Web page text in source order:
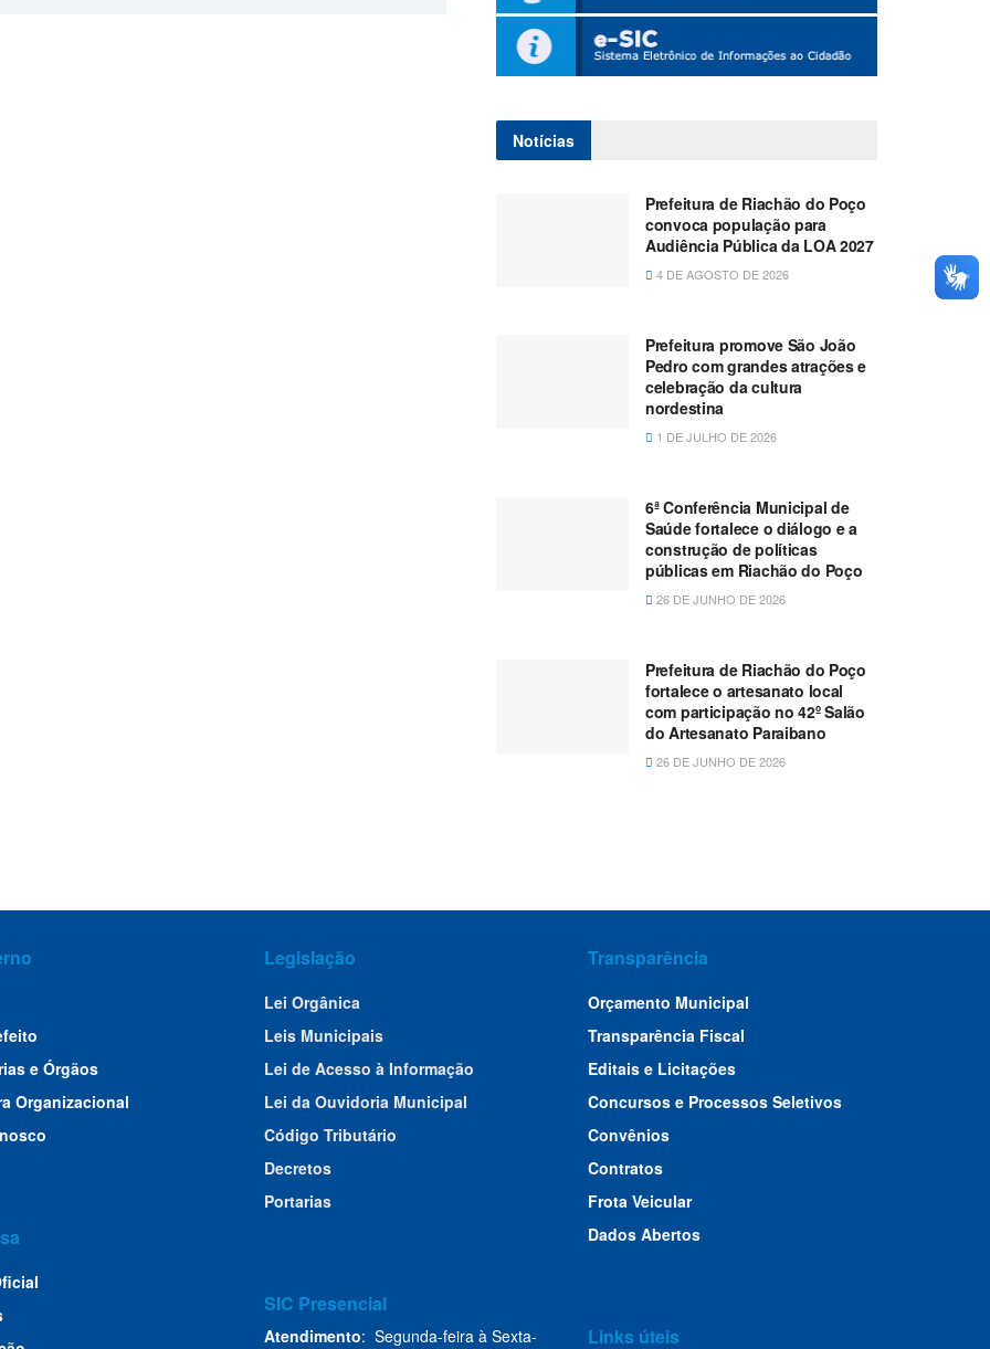
Notícias
Prefeitura de Riachão do Poço
convoca população para
Audiência Pública da LOA 2027
4 DE AGOSTO DE 2026
Prefeitura promove São João
Pedro com grandes atrações e
celebração da cultura
nordestina
1 DE JULHO DE 2026
6ª Conferência Municipal de
Saúde fortalece o diálogo e a
construção de políticas
públicas em Riachão do Poço
26 DE JUNHO DE 2026
Prefeitura de Riachão do Poço
fortalece o artesanato local
com participação no 42º Salão
do Artesanato Paraibano
26 DE JUNHO DE 2026
e Órgãos
Organizacional
Legislação
Lei Orgânica
Leis Municipais
Lei de Acesso à Informação
Lei da Ouvidoria Municipal
Código Tributário
Decretos
Portarias
SIC Presencial
Atendimento: Segunda-feira à Sexta-
Transparência
Orçamento Municipal
Transparência Fiscal
Editais e Licitações
Concursos e Processos Seletivos
Convênios
Contratos
Frota Veicular
Dados Abertos
Links úteis